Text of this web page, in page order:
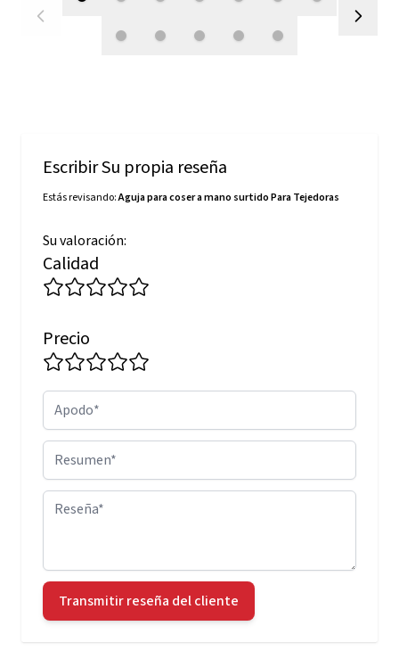
Escribir Su propia reseña
Estás revisando:Aguja para coser a mano surtido Para Tejedoras
Su valoración:
Calidad
Precio
Apodo
Resumen
Reseña
Transmitir reseña del cliente